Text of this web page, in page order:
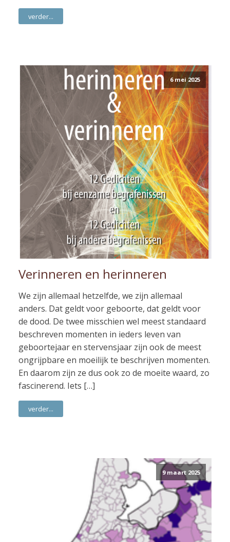
verder...
6 mei 2025
Verinneren en herinneren
We zijn allemaal hetzelfde, we zijn allemaal
anders. Dat geldt voor geboorte, dat geldt voor
de dood. De twee misschien wel meest standaard
beschreven momenten in ieders leven van
geboortejaar en stervensjaar zijn ook de meest
ongrijpbare en moeilijk te beschrijven momenten.
En daarom zijn ze dus ook zo de moeite waard, zo
fascinerend. Iets […]
verder...
9 maart 2025